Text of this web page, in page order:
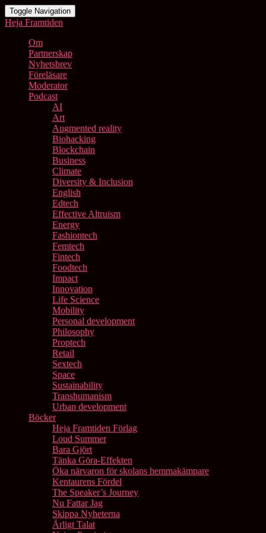
Toggle Navigation
Heja Framtiden
Om
Partnerskap
Nyhetsbrev
Föreläsare
Moderator
Podcast
AI
Art
Augmented reality
Biohacking
Blockchain
Business
Climate
Diversity & Inclusion
English
Edtech
Effective Altruism
Energy
Fashiontech
Femtech
Fintech
Foodtech
Impact
Innovation
Life Science
Mobility
Personal development
Philosophy
Proptech
Retail
Sextech
Space
Sustainability
Transhumanism
Urban development
Böcker
Heja Framtiden Förlag
Loud Summer
Bara Gjört
Tänka Göra-Effekten
Öka närvaron för skolans hemmakämpare
Kentaurens Fördel
The Speaker’s Journey
Nu Fattar Jag
Skippa Nyheterna
Ärligt Talat